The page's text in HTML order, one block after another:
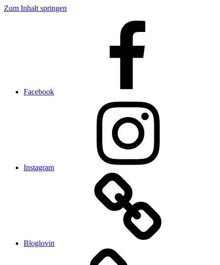
Zum Inhalt springen
Facebook
Instagram
Bloglovin